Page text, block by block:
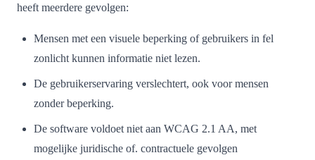
heeft meerdere gevolgen:
Mensen met een visuele beperking of gebruikers in fel
zonlicht kunnen informatie niet lezen.
De gebruikerservaring verslechtert, ook voor mensen
zonder beperking.
De software voldoet niet aan WCAG 2.1 AA, met
mogelijke juridische of. contractuele gevolgen